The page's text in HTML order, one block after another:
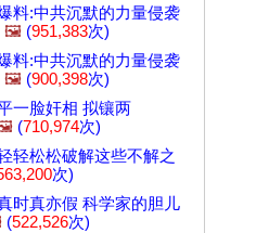
料:中共沉默的力量侵袭
🖼️ (951,383次)
料:中共沉默的力量侵袭
🖼️ (900,398次)
一脸奸相 拟镶两
(710,974次)
轻松松破解这些不解之
次)
时真亦假 科学家的胆儿
(522,526次)